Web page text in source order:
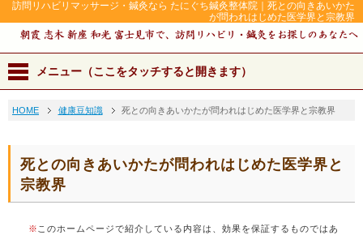
訪問リハビリマッサージ・鍼灸なら たにぐち鍼灸整体院｜死との向きあいかた
が問われはじめた医学界と宗教界
メニュー（ここをタッチすると開きます）
HOME 健康豆知識 死との向きあいかたが問われはじめた医学界と宗教界
死との向きあいかたが問われはじめた医学界と
宗教界
※ このホームページで紹介している内容は、効果を保証するものではあ